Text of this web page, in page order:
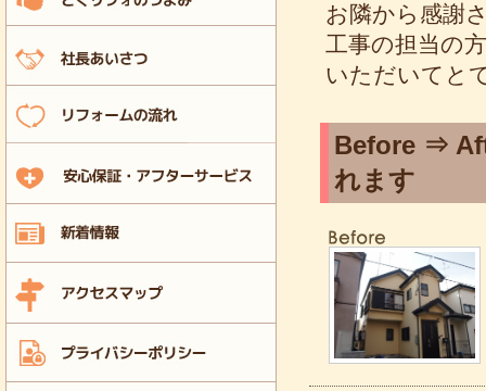
お隣から感謝
工事の担当の
いただいてと
Before ⇒
れます